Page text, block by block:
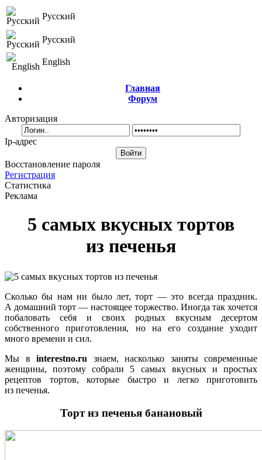
Русский
Русский
English
Главная
Форум
Авторизация
Ip-адрес
Восстановление пароля
Регистрация
Статистика
Реклама
5 самых вкусных тортов
из печенья
Сколько бы нам ни было лет, торт — это всегда праздник.
А домашний торт — настоящее торжество. Иногда так хочется
побаловать себя и своих родных вкусным десертом
собственного приготовления, но на его создание уходит
много времени и сил.
Мы в interestno.ru знаем, насколько заняты современные
женщины, поэтому собрали 5 самых вкусных и простых
рецептов тортов, которые быстро и легко приготовить
из печенья.
Торт из печенья банановый